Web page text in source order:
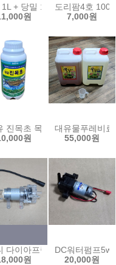
수경재배 미량원소 ca 액비
수경재배 양액 비료 복
1L + 당밀 1L 친환경 이엠 미
원
도리팜4호
7,000원
경 농약 살충제
친환경 농약 살충제 진딧물
진목초 목초액 500ml 참나
원
대유물푸레비
55,000원
fog 저압 안개분사노즐 분무
80w 12V 다이아프램 펌프
다이아프램 펌프 고온용
원
DC워터펌프5w
20,000원